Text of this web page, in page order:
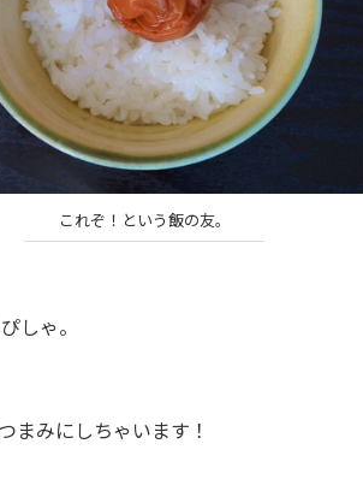
これぞ！という飯の友。
しゃ。
まみにしちゃいます！